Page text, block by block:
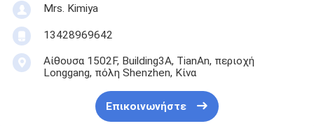
Mrs. Kimiya
13428969642
Αίθουσα 1502F, Building3A, TianAn, περιοχή
Longgang, πόλη Shenzhen, Κίνα
Επικοινωνήστε